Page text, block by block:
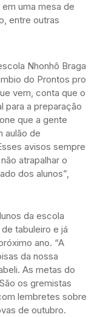
uma mesa de
entre outras
Nhonhô Braga
do Prontos pro
vem, conta que o
para a preparação
que a gente
aulão de
avisos sempre
atrapalhar o
dos alunos”,
da escola
tabuleiro e já
ano. “A
da nossa
As metas do
os gremistas
lembretes sobre
de outubro.